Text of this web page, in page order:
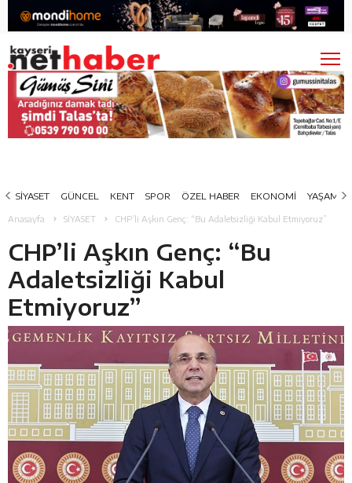
SİYASET GÜNCEL KENT SPOR ÖZEL HABER EKONOMİ YAŞAM
Anasayfa SİYASET CHP’li Aşkın Genç: “Bu Adaletsizliği Kabul Etmiyoruz”
CHP’li Aşkın Genç: “Bu
Adaletsizliği Kabul
Etmiyoruz”